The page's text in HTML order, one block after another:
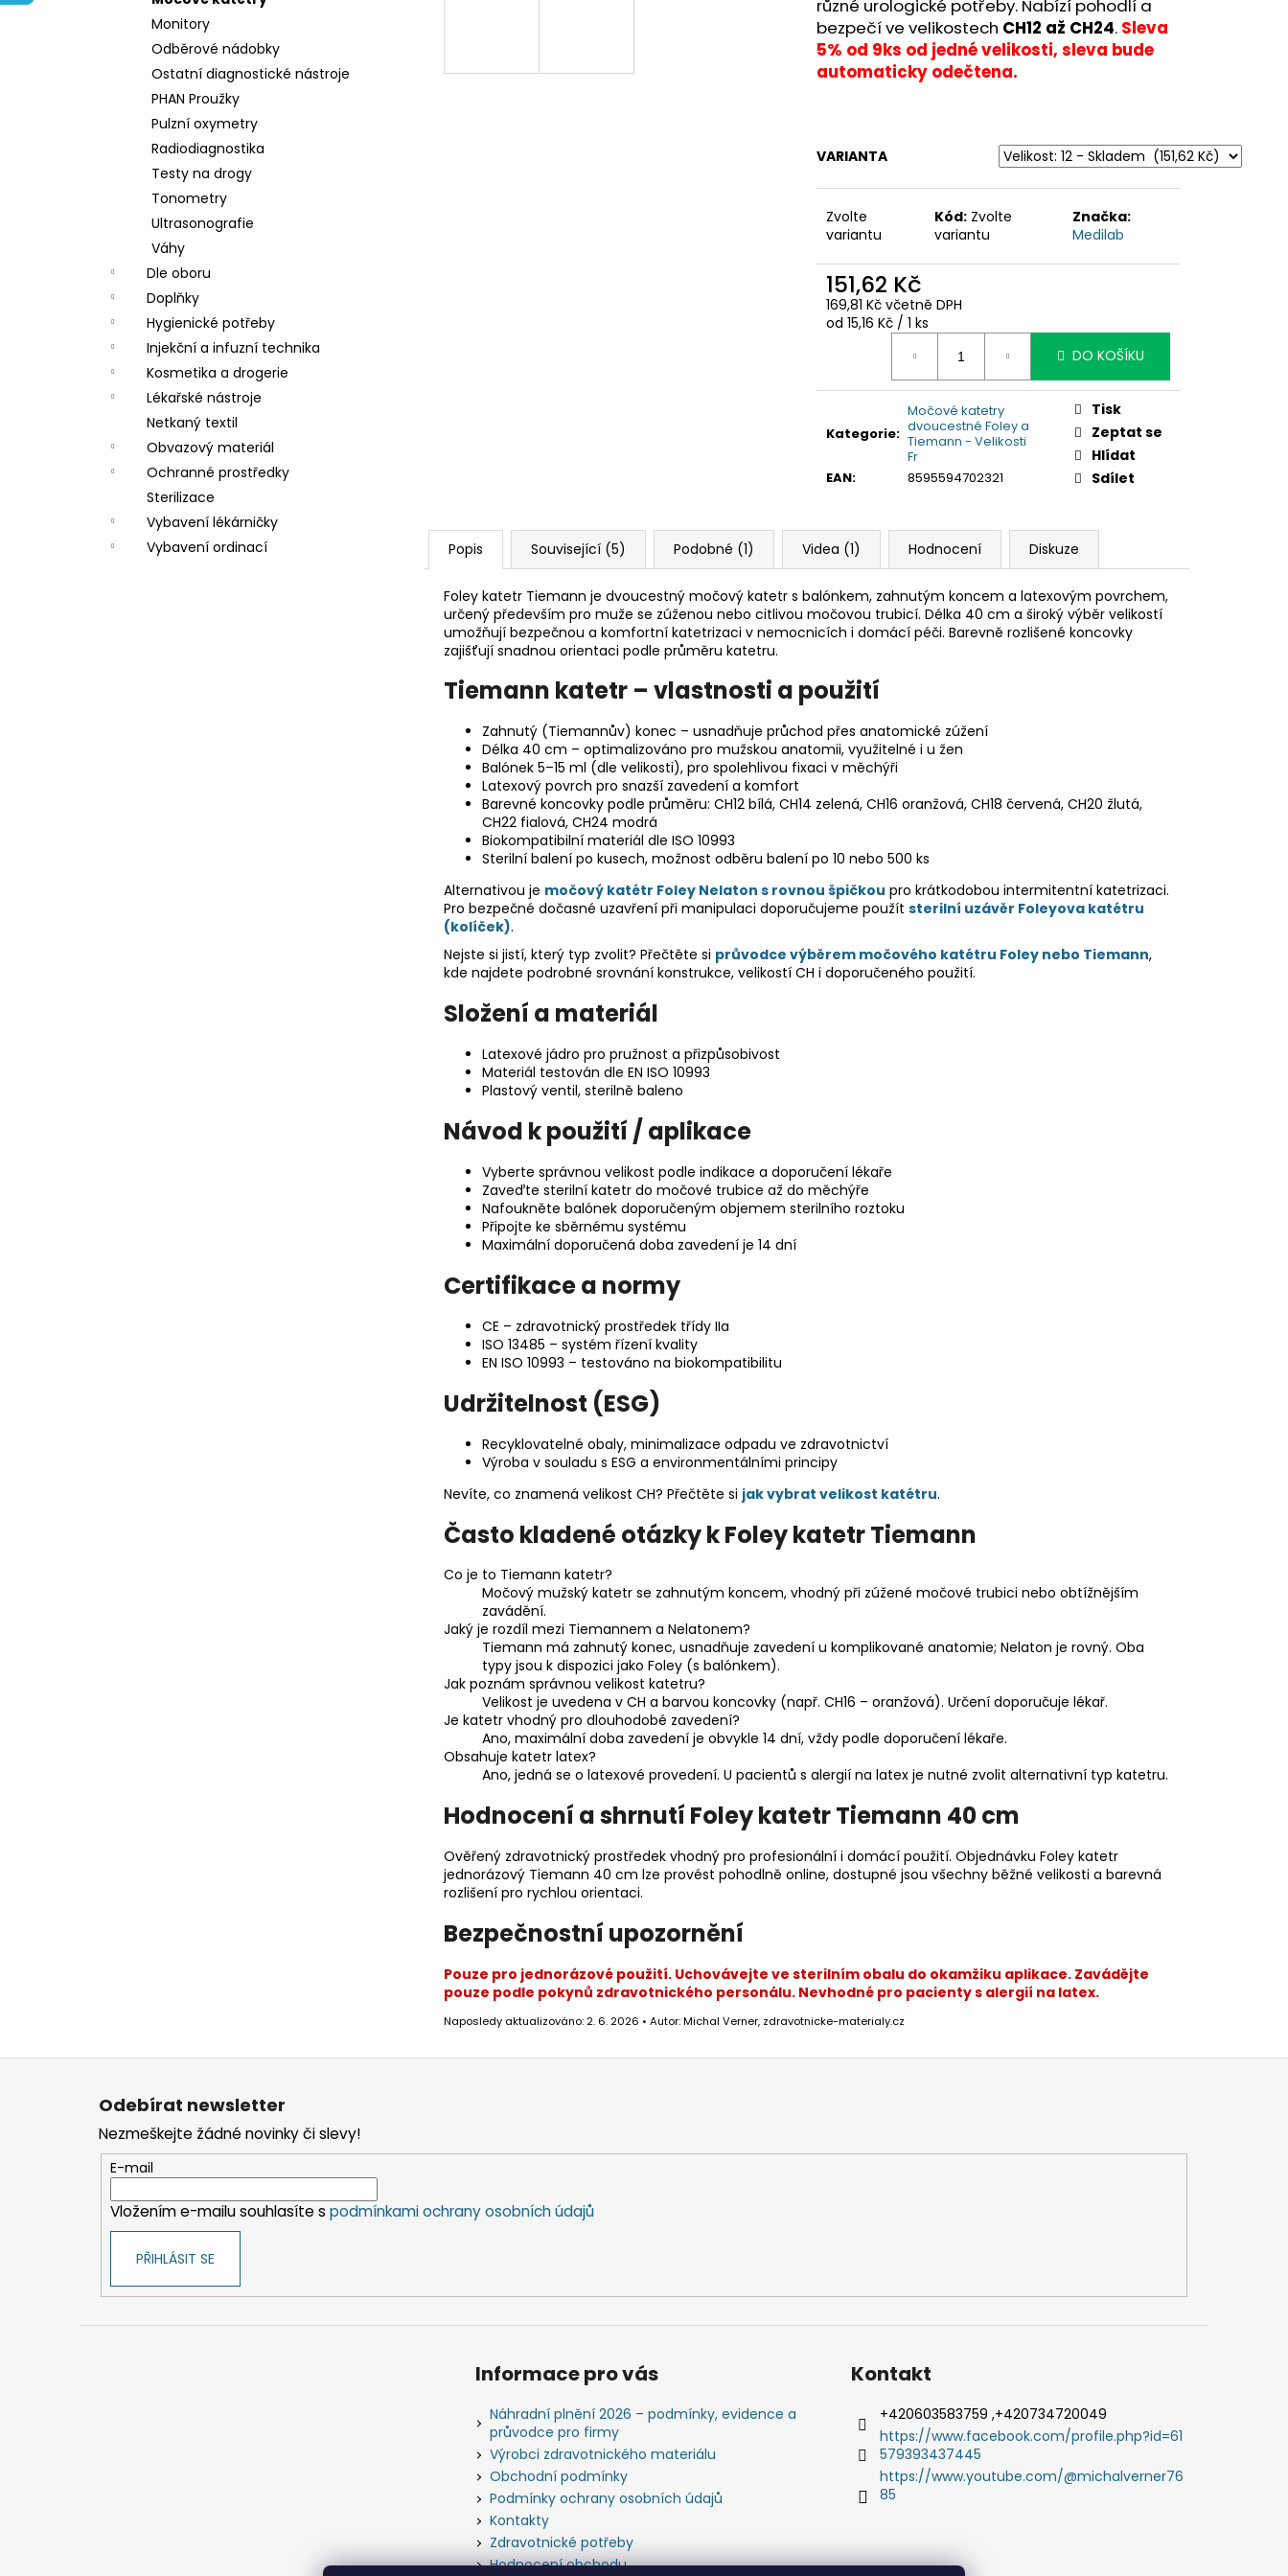
Monitory
Odběrové nádobky
Ostatní diagnostické nástroje
PHAN Proužky
Pulzní oxymetry
Radiodiagnostika
Testy na drogy
Tonometry
Ultrasonografie
Váhy
Dle oboru
Doplňky
Hygienické potřeby
Injekční a infuzní technika
Kosmetika a drogerie
Lékařské nástroje
Netkaný textil
Obvazový materiál
Ochranné prostředky
Sterilizace
Vybavení lékárničky
Vybavení ordinací
různé urologické potřeby. Nabízí pohodlí a
bezpečí ve velikostech CH12 až CH24. Sleva
5% od 9ks od jedné velikosti, sleva bude
automaticky odečtena.
VARIANTA
Zvolte
variantu
Kód: Zvolte
variantu
Značka:
Medilab
151,62 Kč
169,81 Kč včetně DPH
Měrná
od 15,16 Kč / 1 ks
DO KOŠÍKU
Kategorie:
Močové katetry
dvoucestné Foley a
Tiemann - Velikosti
Fr
EAN: 8595594702321
Tisk
Zeptat se
Hlídat
Sdílet
Popis Související (5) Podobné (1) Videa (1) Hodnocení Diskuze
Foley katetr Tiemann je dvoucestný močový katetr s balónkem, zahnutým koncem a latexovým povrchem,
určený především pro muže se zúženou nebo citlivou močovou trubicí. Délka 40 cm a široký výběr velikostí
umožňují bezpečnou a komfortní katetrizaci v nemocnicích i domácí péči. Barevně rozlišené koncovky
zajišťují snadnou orientaci podle průměru katetru.
Tiemann katetr – vlastnosti a použití
Zahnutý (Tiemannův) konec – usnadňuje průchod přes anatomické zúžení
Délka 40 cm – optimalizováno pro mužskou anatomii, využitelné i u žen
Balónek 5–15 ml (dle velikosti), pro spolehlivou fixaci v měchýři
Latexový povrch pro snazší zavedení a komfort
Barevné koncovky podle průměru: CH12 bílá, CH14 zelená, CH16 oranžová, CH18 červená, CH20 žlutá,
CH22 fialová, CH24 modrá
Biokompatibilní materiál dle ISO 10993
Sterilní balení po kusech, možnost odběru balení po 10 nebo 500 ks
Alternativou je močový katétr Foley Nelaton s rovnou špičkou pro krátkodobou intermitentní katetrizaci.
Pro bezpečné dočasné uzavření při manipulaci doporučujeme použít sterilní uzávěr Foleyova katétru
(kolíček).
Nejste si jistí, který typ zvolit? Přečtěte si průvodce výběrem močového katétru Foley nebo Tiemann,
kde najdete podrobné srovnání konstrukce, velikostí CH i doporučeného použití.
Složení a materiál
Latexové jádro pro pružnost a přizpůsobivost
Materiál testován dle EN ISO 10993
Plastový ventil, sterilně baleno
Návod k použití / aplikace
Vyberte správnou velikost podle indikace a doporučení lékaře
Zaveďte sterilní katetr do močové trubice až do měchýře
Nafoukněte balónek doporučeným objemem sterilního roztoku
Připojte ke sběrnému systému
Maximální doporučená doba zavedení je 14 dní
Certifikace a normy
CE – zdravotnický prostředek třídy IIa
ISO 13485 – systém řízení kvality
EN ISO 10993 – testováno na biokompatibilitu
Udržitelnost (ESG)
Recyklovatelné obaly, minimalizace odpadu ve zdravotnictví
Výroba v souladu s ESG a environmentálními principy
Nevíte, co znamená velikost CH? Přečtěte si jak vybrat velikost katétru.
Často kladené otázky k Foley katetr Tiemann
Co je to Tiemann katetr?
Močový mužský katetr se zahnutým koncem, vhodný při zúžené močové trubici nebo obtížnějším
zavádění.
Jaký je rozdíl mezi Tiemannem a Nelatonem?
Tiemann má zahnutý konec, usnadňuje zavedení u komplikované anatomie; Nelaton je rovný. Oba
typy jsou k dispozici jako Foley (s balónkem).
Jak poznám správnou velikost katetru?
Velikost je uvedena v CH a barvou koncovky (např. CH16 – oranžová). Určení doporučuje lékař.
Je katetr vhodný pro dlouhodobé zavedení?
Ano, maximální doba zavedení je obvykle 14 dní, vždy podle doporučení lékaře.
Obsahuje katetr latex?
Ano, jedná se o latexové provedení. U pacientů s alergií na latex je nutné zvolit alternativní typ katetru.
Hodnocení a shrnutí Foley katetr Tiemann 40 cm
Ověřený zdravotnický prostředek vhodný pro profesionální i domácí použití. Objednávku Foley katetr
jednorázový Tiemann 40 cm lze provést pohodlně online, dostupné jsou všechny běžné velikosti a barevná
rozlišení pro rychlou orientaci.
Bezpečnostní upozornění
Pouze pro jednorázové použití. Uchovávejte ve sterilním obalu do okamžiku aplikace. Zavádějte
pouze podle pokynů zdravotnického personálu. Nevhodné pro pacienty s alergií na latex.
Naposledy aktualizováno: 2. 6. 2026 • Autor: Michal Verner, zdravotnicke-materialy.cz
Z
Odebírat newsletter
Nezmeškejte žádné novinky či slevy!
E-mail
Vložením e-mailu souhlasíte s podmínkami ochrany osobních údajů
PŘIHLÁSIT SE
Informace pro vás
Náhradní plnění 2026 – podmínky, evidence a
průvodce pro firmy
Výrobci zdravotnického materiálu
Obchodní podmínky
Podmínky ochrany osobních údajů
Kontakty
Zdravotnické potřeby
Hodnocení obchodu
Kontakt
+420603583759 ,+420734720049
https://www.facebook.com/profile.php?id=61
579393437445
https://www.youtube.com/@michalverner76
85